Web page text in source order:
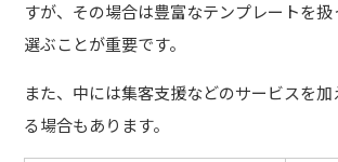
すが、その場合は豊富なテンプレートを扱
選ぶことが重要です。
また、中には集客支援などのサービスを
る場合もあります。